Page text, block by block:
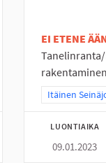
ROUBELLE
EI ETENE
Rajaa
Itäinen
LUONTIAIKA
09.01.2023